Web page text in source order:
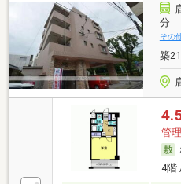
分
その
築
管
4階